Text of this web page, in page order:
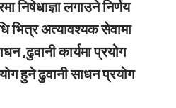
निषेधाज्ञा लगाउने निर्णय
भित्र अत्यावश्यक सेवामा
,ढुवानी कार्यमा प्रयोग
हुने ढुवानी साधन प्रयोग